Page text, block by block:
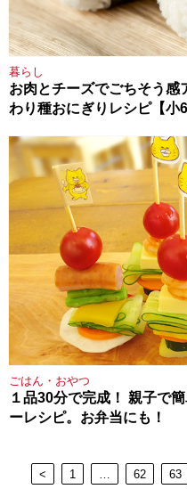
暮らし
お肉とチーズでごちそう
わり種おにぎりレシピ【
ごはん・おやつ
１品30分で完成！ 親子で
ーレシピ。お弁当にも！
< 1 62 63